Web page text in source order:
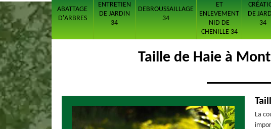
ABATTAGE
D'ARBRES
ENTRETIEN
DE JARDIN
34
DEBROUSSAILLAGE
34
ET
ENLEVEMENT
NID DE
CHENILLE 34
DE
34
Taille de Haie à
La